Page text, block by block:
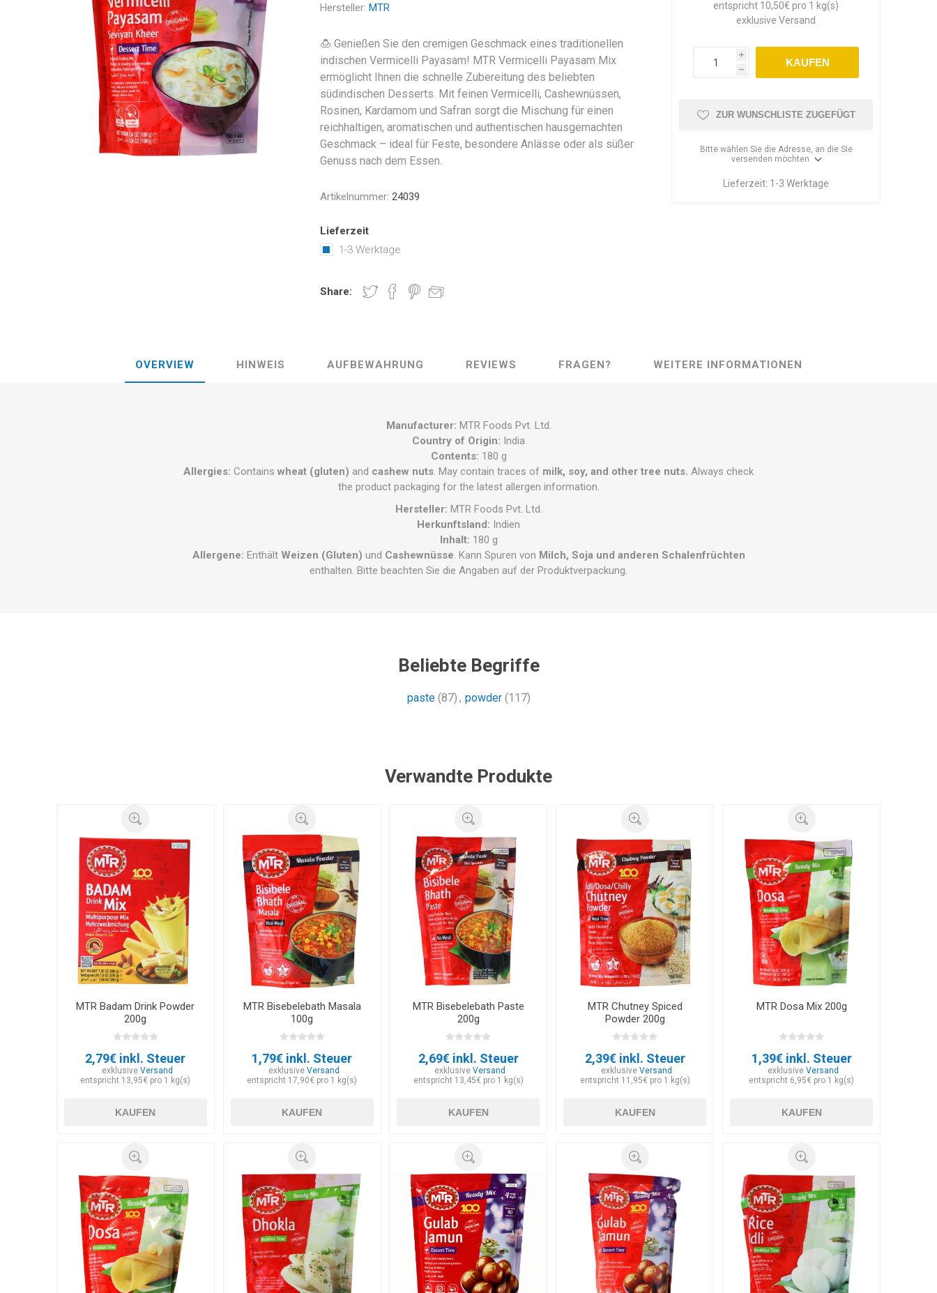
Hersteller: MTR
🍮 Genießen Sie den cremigen Geschmack eines traditionellen
indischen Vermicelli Payasam! MTR Vermicelli Payasam Mix
ermöglicht Ihnen die schnelle Zubereitung des beliebten
südindischen Desserts. Mit feinen Vermicelli, Cashewnüssen,
Rosinen, Kardamom und Safran sorgt die Mischung für einen
reichhaltigen, aromatischen und authentischen hausgemachten
Geschmack – ideal für Feste, besondere Anlässe oder als süßer
Genuss nach dem Essen.
Artikelnummer: 24039
Lieferzeit
1-3 Werktage
Share:
entspricht 10,50€ pro 1 kg(s)
exklusiveVersand
i
h
KAUFEN
ZUR WUNSCHLISTE ZUGEFÜGT
Bitte wählen Sie die Adresse, an die Sie
versenden möchten
Lieferzeit: 1-3 Werktage
OVERVIEW HINWEIS AUFBEWAHRUNG REVIEWS FRAGEN? WEITERE INFORMATIONEN
Manufacturer: MTR Foods Pvt. Ltd.
Country of Origin: India
Contents: 180 g
Allergies: Contains wheat (gluten) and cashew nuts. May contain traces of milk, soy, and other tree nuts. Always check
the product packaging for the latest allergen information.
Hersteller: MTR Foods Pvt. Ltd.
Herkunftsland: Indien
Inhalt: 180 g
Allergene: Enthält Weizen (Gluten) und Cashewnüsse. Kann Spuren von Milch, Soja und anderen Schalenfrüchten
enthalten. Bitte beachten Sie die Angaben auf der Produktverpackung.
Beliebte Begriffe
paste (87) , powder (117)
Verwandte Produkte
MTR Badam Drink Powder
200g
2,79€ inkl. Steuer
exklusive Versand
entspricht 13,95€ pro 1 kg(s)
KAUFEN
MTR Bisebelebath Masala
100g
1,79€ inkl. Steuer
exklusive Versand
entspricht 17,90€ pro 1 kg(s)
KAUFEN
MTR Bisebelebath Paste
200g
2,69€ inkl. Steuer
exklusiveVersand
entspricht 13,45€ pro 1 kg(s)
KAUFEN
MTR Chutney Spiced
Powder 200g
2,39€ inkl. Steuer
exklusiveVersand
entspricht 11,95€ pro 1 kg(s)
KAUFEN
MTR Dosa Mix 200g
1,39€ inkl. Steuer
exklusiveVersand
entspricht 6,95€ pro 1 kg(s)
KAUFEN